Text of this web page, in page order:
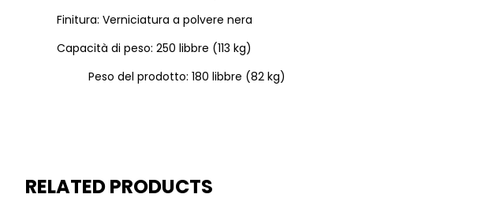
Finitura: Verniciatura a polvere nera
Capacità di peso: 250 libbre (113 kg)
Peso del prodotto: 180 libbre (82 kg)
RELATED PRODUCTS